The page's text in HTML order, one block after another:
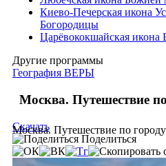
Киево-Печерская икона
Богородицы
Царёвококшайская
Другие программы
География ВЕРЫ
Москва. Путешествие
Москва. Путешествие по городу
Скачать
Поделиться